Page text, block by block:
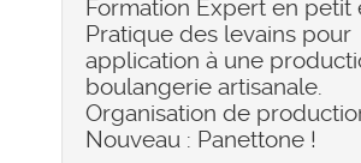
Formation Expert en petit
Pratique des levains pour
application à une
boulangerie artisanale.
Organisation de
Nouveau : Panettone !